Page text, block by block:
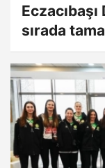
sırada